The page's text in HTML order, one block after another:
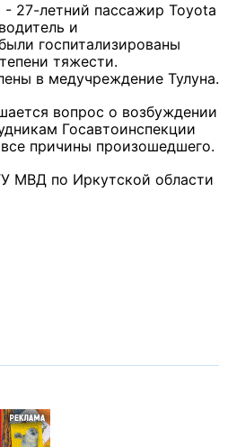
- 27-летний пассажир Toyota
и
госпитализированы
тяжести.
в медучреждение Тулуна.
вопрос о возбуждении
Госавтоинспекции
причины произошедшего.
МВД по Иркутской области